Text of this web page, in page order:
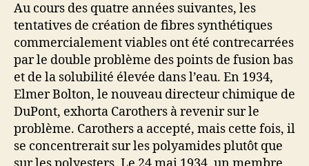
Au cours des quatre années suivantes, les
tentatives de création de fibres synthétiques
commercialement viables ont été contrecarrées
par le double problème des points de fusion bas
et de la solubilité élevée dans l’eau. En 1934,
Elmer Bolton, le nouveau directeur chimique de
DuPont, exhorta Carothers à revenir sur le
problème. Carothers a accepté, mais cette fois, il
se concentrerait sur les polyamides plutôt que